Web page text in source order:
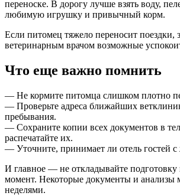
переноске. В дорогу лучше взять воду,
любимую игрушку и привычный корм.
Если питомец тяжело переносит поездки,
ветеринарным врачом возможные
Что еще важно помнить
— Не кормите питомца слишком плотно
— Проверьте адреса ближайших
пребывания.
— Сохраните копии всех документов в
распечатайте их.
— Уточните, принимает ли отель гостей
И главное — не откладывайте подготовку
момент. Некоторые документы и анализы
неделями.